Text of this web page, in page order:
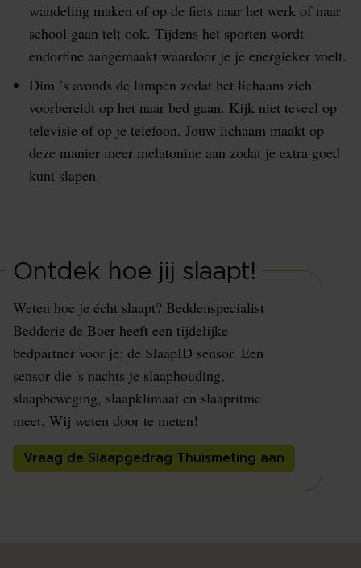
wandeling maken of op de fiets naar het werk of naar
school gaan telt ook. Tijdens het sporten wordt
endorfine aangemaakt waardoor je je energieker voelt.
Dim ’s avonds de lampen zodat het lichaam zich
voorbereidt op het naar bed gaan. Kijk niet teveel op
televisie of op je telefoon. Jouw lichaam maakt op
deze manier meer melatonine aan zodat je extra goed
kunt slapen.
Ontdek hoe jij slaapt!
Weten hoe je écht slaapt? Beddenspecialist
Bedderie de Boer heeft een tijdelijke
bedpartner voor je; de SlaapID sensor. Een
sensor die 's nachts je slaaphouding,
slaapbeweging, slaapklimaat en slaapritme
meet. Wij weten door te meten!
Vraag de Slaapgedrag Thuismeting aan